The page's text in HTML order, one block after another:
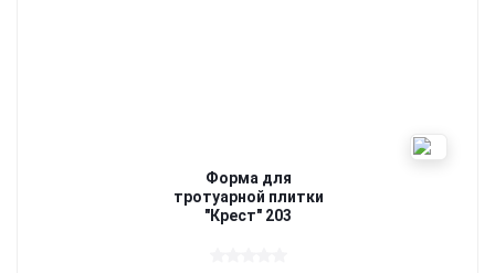
Форма для
тротуарной плитки
"Крест" 203